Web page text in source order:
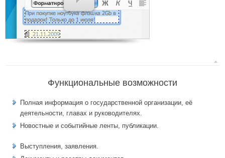
Функциональные возможности
Полная информация о государственной организации, её
деятельности, главах и руководителях.
Новостные и событийные ленты, публикации.
Выступления, заявления.